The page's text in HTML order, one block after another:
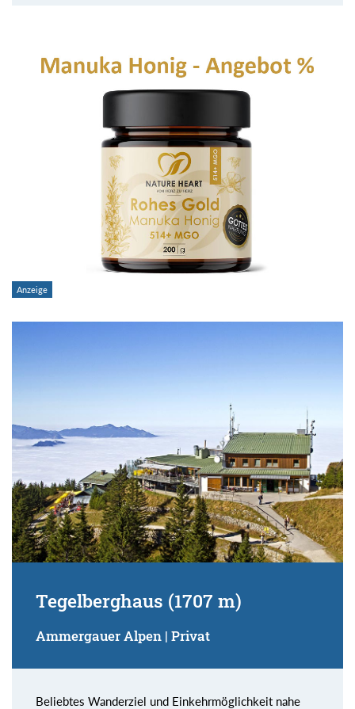
Tegelberghaus (1707 m)
Ammergauer Alpen | Privat
Beliebtes Wanderziel und Einkehrmöglichkeit nahe